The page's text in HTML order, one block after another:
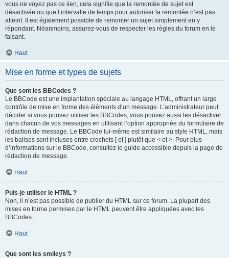
vous ne voyez pas ce lien, cela signifie que la remontée de sujet est
désactivée ou que l’intervalle de temps pour autoriser la remontée n’est pas
atteint. Il est également possible de remonter un sujet simplement en y
répondant. Néanmoins, assurez-vous de respecter les règles du forum en le
faisant.
Haut
Mise en forme et types de sujets
Que sont les BBCodes ?
Le BBCode est une implantation spéciale au langage HTML, offrant un large
contrôle de mise en forme des éléments d’un message. L’administrateur peut
décider si vous pouvez utiliser les BBCodes, vous pouvez aussi les désactiver
dans chacun de vos messages en utilisant l’option appropriée du formulaire de
rédaction de message. Le BBCode lui-même est similaire au style HTML, mais
les balises sont incluses entre crochets [ et ] plutôt que < et >. Pour plus
d’informations sur le BBCode, consultez le guide accessible depuis la page de
rédaction de message.
Haut
Puis-je utiliser le HTML ?
Non, il n’est pas possible de publier du HTML sur ce forum. La plupart des
mises en forme permises par le HTML peuvent être appliquées avec les
BBCodes.
Haut
Que sont les smileys ?